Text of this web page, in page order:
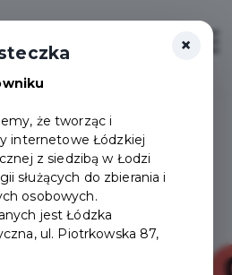
Login/Rejestracja ×
że tworząc i
internetowe Łódzkiej
z siedzibą w Łodzi
służących do zbierania i
osobowych.
jest Łódzka
ul. Piotrkowska 87,